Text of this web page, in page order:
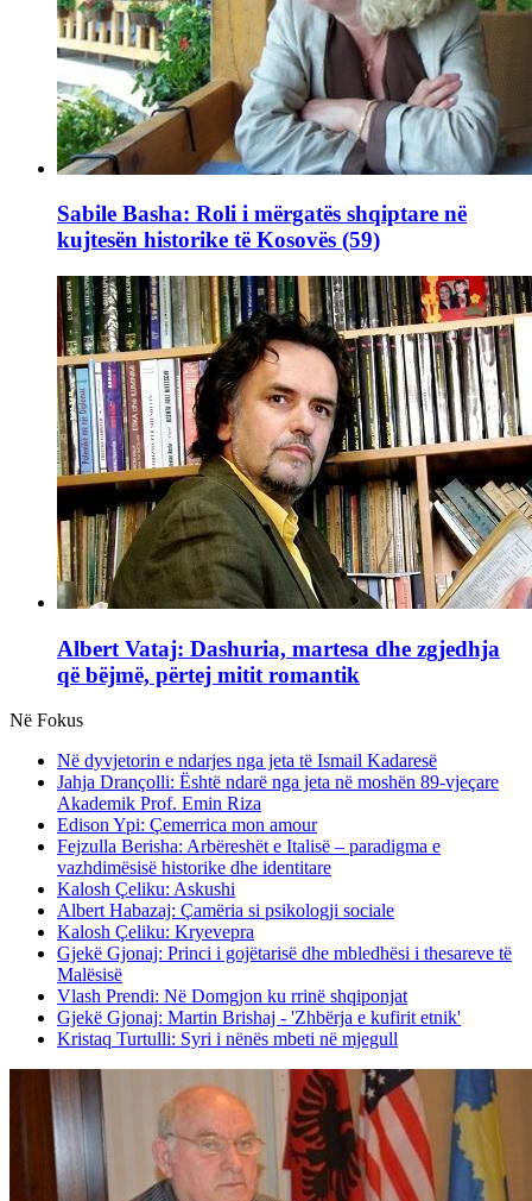
Sabile Basha: Roli i mërgatës shqiptare në
kujtesën historike të Kosovës (59)
Albert Vataj: Dashuria, martesa dhe zgjedhja
që bëjmë, përtej mitit romantik
Në Fokus
Në dyvjetorin e ndarjes nga jeta të Ismail Kadaresë
Jahja Drançolli: Është ndarë nga jeta në moshën 89-vjeçare
Akademik Prof. Emin Riza
Edison Ypi: Çemerrica mon amour
Fejzulla Berisha: Arbëreshët e Italisë – paradigma e
vazhdimësisë historike dhe identitare
Kalosh Çeliku: Askushi
Albert Habazaj: Çamëria si psikologji sociale
Kalosh Çeliku: Kryevepra
Gjekë Gjonaj: Princi i gojëtarisë dhe mbledhësi i thesareve të
Malësisë
Vlash Prendi: Në Domgjon ku rrinë shqiponjat
Gjekë Gjonaj: Martin Brishaj - 'Zhbërja e kufirit etnik'
Kristaq Turtulli: Syri i nënës mbeti në mjegull